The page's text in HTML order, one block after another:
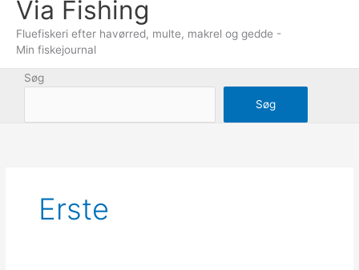
Via Fishing
Fluefiskeri efter havørred, multe, makrel og gedde -
Min fiskejournal
Søg
Søg
Erste